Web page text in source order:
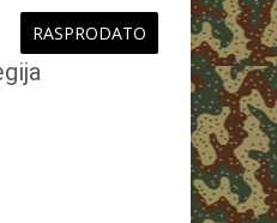
RASPRODATO